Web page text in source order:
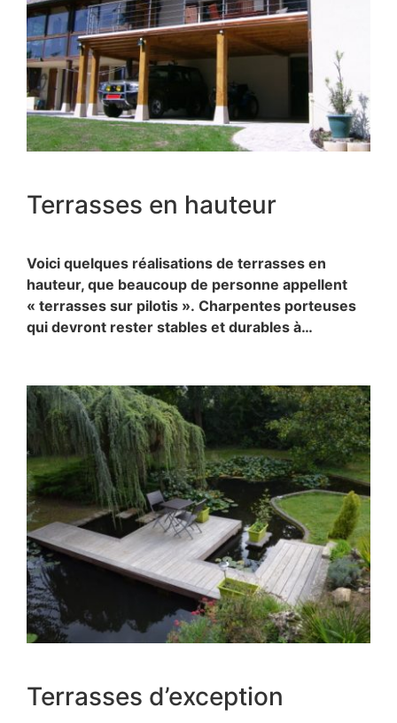
Terrasses en hauteur
Voici quelques réalisations de terrasses en
hauteur, que beaucoup de personne appellent
« terrasses sur pilotis ». Charpentes porteuses
qui devront rester stables et durables à…
Terrasses d’exception